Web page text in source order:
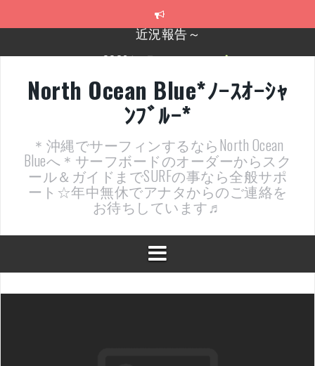
2026年明けました〜
近況報告ww
ヤッチマッターーーー！！！
支部長就任報告と支部予選・検定開催決定！
近況報告～
North Ocean Blue*ﾉｰｽｵｰｼｬ
ﾝﾌﾞﾙｰ*
＊沖縄でサーフィンするならNorth Ocean
Blueへ＊サーフボードのオーダーからスク
ール＆ガイドまでSURFの事なら全般サポ
ート☆年中無休でアナタからのご連絡を
お待ちしています♬